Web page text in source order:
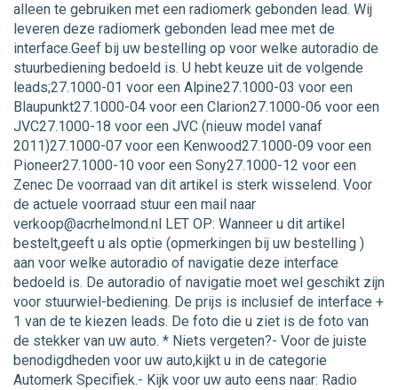
alleen te gebruiken met een radiomerk gebonden lead. Wij
leveren deze radiomerk gebonden lead mee met de
interface.Geef bij uw bestelling op voor welke autoradio de
stuurbediening bedoeld is. U hebt keuze uit de volgende
leads;27.1000-01 voor een Alpine27.1000-03 voor een
Blaupunkt27.1000-04 voor een Clarion27.1000-06 voor een
JVC27.1000-18 voor een JVC (nieuw model vanaf
2011)27.1000-07 voor een Kenwood27.1000-09 voor een
Pioneer27.1000-10 voor een Sony27.1000-12 voor een
Zenec De voorraad van dit artikel is sterk wisselend. Voor
de actuele voorraad stuur een mail naar
verkoop@acrhelmond.nl LET OP: Wanneer u dit artikel
bestelt,geeft u als optie (opmerkingen bij uw bestelling )
aan voor welke autoradio of navigatie deze interface
bedoeld is. De autoradio of navigatie moet wel geschikt zijn
voor stuurwiel-bediening. De prijs is inclusief de interface +
1 van de te kiezen leads. De foto die u ziet is de foto van
de stekker van uw auto. * Niets vergeten?- Voor de juiste
benodigdheden voor uw auto,kijkt u in de categorie
Automerk Specifiek.- Kijk voor uw auto eens naar: Radio